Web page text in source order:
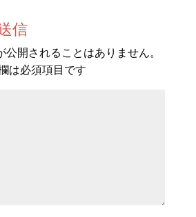
信
公開されることはありません。
は必須項目です